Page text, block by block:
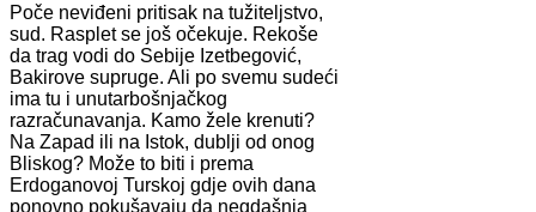
Poče neviđeni pritisak na tužiteljstvo,
sud. Rasplet se još očekuje. Rekoše
da trag vodi do Sebije Izetbegović,
Bakirove supruge. Ali po svemu sudeći
ima tu i unutarbošnjačkog
razračunavanja. Kamo žele krenuti?
Na Zapad ili na Istok, dublji od onog
Bliskog? Može to biti i prema
Erdoganovoj Turskoj gdje ovih dana
ponovno pokušavaju da negdašnja